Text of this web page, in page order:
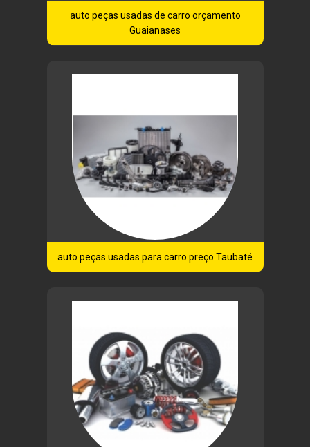
auto peças usadas de carro orçamento
Guaianases
auto peças usadas para carro preço Taubaté